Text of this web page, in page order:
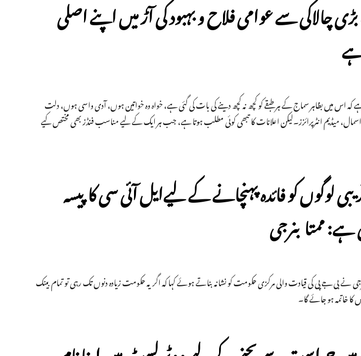
چالاکی سے عوامی فلاح و بہبود کی آڑ میں اپنے اصلی
یہ ہے کہ اس میں بظاہر سماج کے ہر طبقے کو کچھ نہ کچھ دینے کی بات کی گئی ہے، خواہ وہ خواتین ہوں، آدی واسی ہوں، دلت
میڈیم انٹرپرائزز۔لیکن اعلانات کا تبھی کوئی مطلب ہوتا ہے، جب ہر ایک کے لیے مناسب فنڈز بھی مختص کیے
لوگوں کو فائدہ پہنچانے کے لیےایل آئی سی کا پیسہ
ممتا بنرجی
نے بی جے پی کی قیادت والی مرکزی حکومت کو نشانہ بناتے ہوئے کہا کہ اگر یہ حکومت زیادہ دنوں تک رہی تو تمام بینک
خاتمہ ہو جائے گا۔